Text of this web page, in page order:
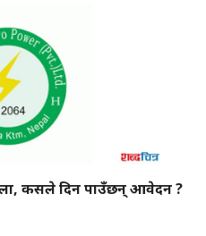
कसले दिन पाउँछन् आवेदन ?